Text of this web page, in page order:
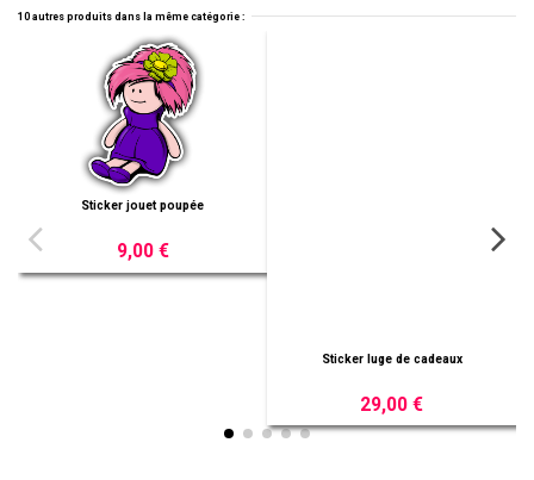
10 autres produits dans la même catégorie :
Sticker luge de cadeaux
29,00 €
Sticker Sac de jouets
19,00 €